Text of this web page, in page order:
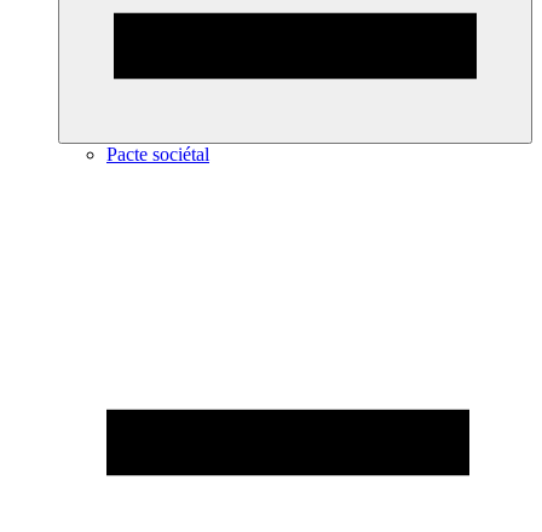
Pacte sociétal